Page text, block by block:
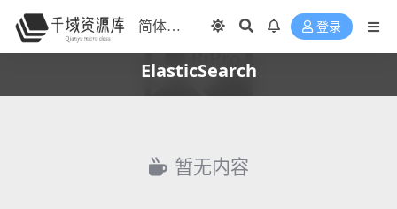
登录
ElasticSearch
暂无内容